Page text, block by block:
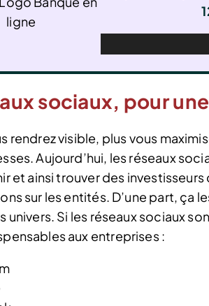
sociaux, pour
rendrez visible, plus vous
Aujourd’hui, les réseaux
et ainsi trouver des
sur les entités. D’une part, ça
univers. Si les réseaux sociaux
aux entreprises :